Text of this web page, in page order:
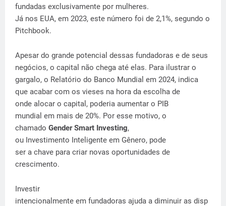
fundadas exclusivamente por mulheres.
Já nos EUA, em 2023, este número foi de 2,1%, segundo o
Pitchbook.
Apesar do grande potencial dessas fundadoras e de seus
negócios, o capital não chega até elas. Para ilustrar o
gargalo, o Relatório do Banco Mundial em 2024, indica
que acabar com os vieses na hora da escolha de
onde alocar o capital, poderia aumentar o PIB
mundial em mais de 20%. Por esse motivo, o
chamado Gender Smart Investing,
ou Investimento Inteligente em Gênero, pode
ser a chave para criar novas oportunidades de
crescimento.
Investir
intencionalmente em fundadoras ajuda a diminuir as disp